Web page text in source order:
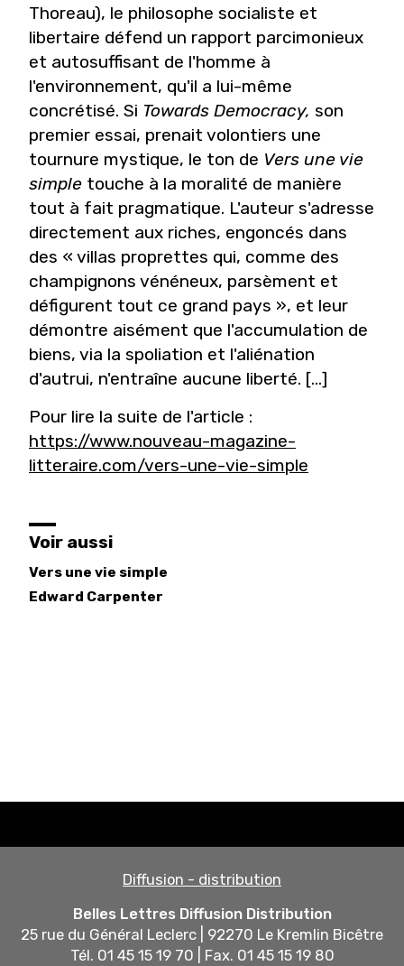
Thoreau), le philosophe socialiste et
libertaire défend un rapport parcimonieux
et autosuffisant de l'homme à
l'environnement, qu'il a lui-même
concrétisé. Si Towards Democracy, son
premier essai, prenait volontiers une
tournure mystique, le ton de Vers une vie
simple touche à la moralité de manière
tout à fait pragmatique. L'auteur s'adresse
directement aux riches, engoncés dans
des « villas proprettes qui, comme des
champignons vénéneux, parsèment et
défigurent tout ce grand pays », et leur
démontre aisément que l'accumulation de
biens, via la spoliation et l'aliénation
d'autrui, n'entraîne aucune liberté. [...]
Pour lire la suite de l'article :
https://www.nouveau-magazine-
litteraire.com/vers-une-vie-simple
Voir aussi
Vers une vie simple
Edward Carpenter
Diffusion - distribution
Belles Lettres Diffusion Distribution
25 rue du Général Leclerc | 92270 Le Kremlin Bicêtre
Tél. 01 45 15 19 70 | Fax. 01 45 15 19 80